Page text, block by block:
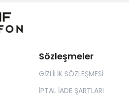
Sözleşmeler
GİZLİLİK SÖZLEŞMESİ
İPTAL İADE ŞARTLARI